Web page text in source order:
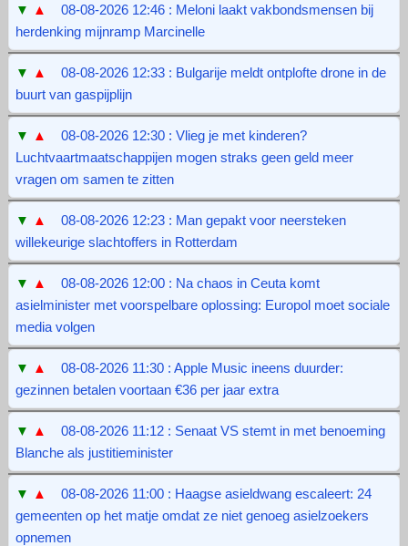
▼ ▲
08-08-2026 12:46 : Meloni laakt vakbondsmensen bij
herdenking mijnramp Marcinelle
▼ ▲
08-08-2026 12:33 : Bulgarije meldt ontplofte drone in de
buurt van gaspijplijn
▼ ▲
08-08-2026 12:30 : Vlieg je met kinderen?
Luchtvaartmaatschappijen mogen straks geen geld meer
vragen om samen te zitten
▼ ▲
08-08-2026 12:23 : Man gepakt voor neersteken
willekeurige slachtoffers in Rotterdam
▼ ▲
08-08-2026 12:00 : Na chaos in Ceuta komt
asielminister met voorspelbare oplossing: Europol moet sociale
media volgen
▼ ▲
08-08-2026 11:30 : Apple Music ineens duurder:
gezinnen betalen voortaan €36 per jaar extra
▼ ▲
08-08-2026 11:12 : Senaat VS stemt in met benoeming
Blanche als justitieminister
▼ ▲
08-08-2026 11:00 : Haagse asieldwang escaleert: 24
gemeenten op het matje omdat ze niet genoeg asielzoekers
opnemen